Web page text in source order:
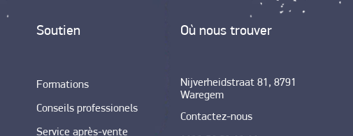
Soutien
Formations
Conseils professionels
Service après-vente
Où nous trouver
Nijverheidstraat 81, 8791
Waregem
Contactez-nous